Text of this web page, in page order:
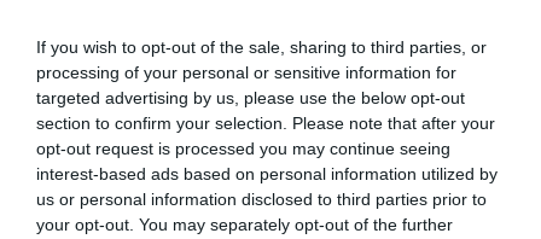
If you wish to opt-out of the sale, sharing to third parties, or
processing of your personal or sensitive information for
targeted advertising by us, please use the below opt-out
section to confirm your selection. Please note that after your
opt-out request is processed you may continue seeing
interest-based ads based on personal information utilized by
us or personal information disclosed to third parties prior to
your opt-out. You may separately opt-out of the further
bobo écolo pour prendre une compagnie régulière où il y a
des tarifs tout à fait corrects. Ce qui est anormal c’est de
trouver des tarifs aériens similaires au bus. Et cela grâce aux
généreuses subventions et montages financiers obscurs. Et
ne parlons pas des cas où il y a un aéroport tous les 50/70
kilomètres. Les “gueux” comme vous dites me font bien
marrer car prendre Ryanair les fait saliver et ceux proches de
Beauvais par exemple s’en plaignent.